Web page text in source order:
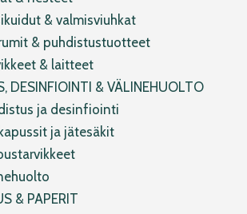
& valmisviuhkat
& puhdistustuotteet
& laitteet
DESINFIOINTI & VÄLINEHUOLTO
ja desinfiointi
ja jätesäkit
& PAPERIT